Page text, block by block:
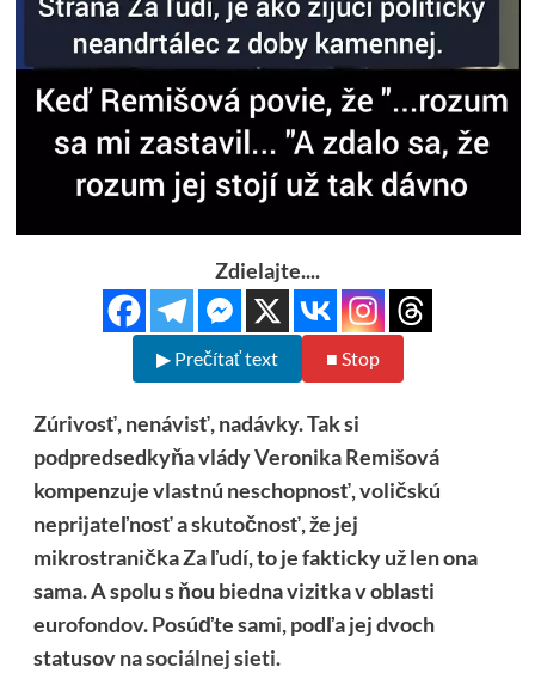
Zdielajte....
▶ Prečítať text ■ Stop
Zúrivosť, nenávisť, nadávky. Tak si
podpredsedkyňa vlády Veronika Remišová
kompenzuje vlastnú neschopnosť, voličskú
neprijateľnosť a skutočnosť, že jej
mikrostranička Za ľudí, to je fakticky už len ona
sama. A spolu s ňou biedna vizitka v oblasti
eurofondov. Posúďte sami, podľa jej dvoch
statusovna sociálnej sieti.